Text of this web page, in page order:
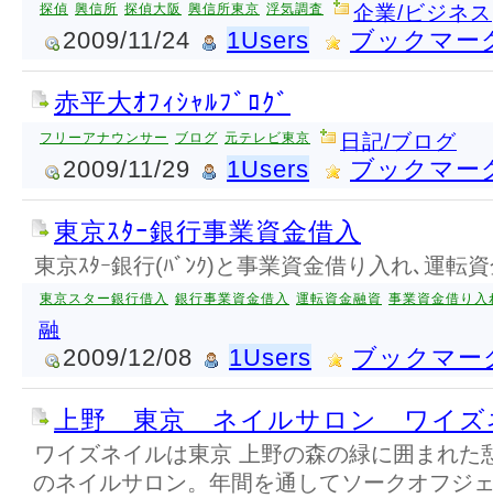
探偵 興信所 探偵大阪 興信所東京 浮気調査 企業/ビジネス
2009/11/24 1Users ブックマー
赤平大ｵﾌｨｼｬﾙﾌﾞﾛｸﾞ
フリーアナウンサー ブログ 元テレビ東京 日記/ブログ
2009/11/29 1Users ブックマー
東京ｽﾀｰ銀行事業資金借入
東京ｽﾀｰ銀行(ﾊﾞﾝｸ)と事業資金借り入れ､運転
東京スター銀行借入 銀行事業資金借入 運転資金融資 事業資金借り入
融
2009/12/08 1Users ブックマー
上野 東京 ネイルサロン ワイズ
ワイズネイルは東京 上野の森の緑に囲まれた
のネイルサロン。年間を通してソークオフジ